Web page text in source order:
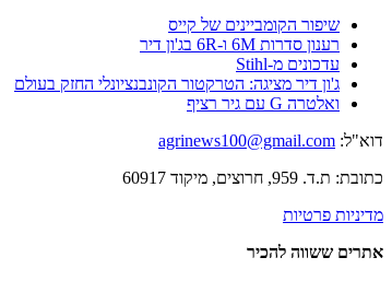
שיפור הקומביינים של קייס
רענון סדרות 6M ו-6R בג'ון דיר
עדכונים מ-Stihl
ג'ון דיר מציגה: הטרקטור הקונבנציונלי החזק בעולם
ואלטרה G עם גיר רציף
דוא"ל: agrinews100@gmail.com
כתובת: ת.ד. 959, חרוצים, מיקוד 60917
מדיניות פרטיות
אתרים ששווה להכיר